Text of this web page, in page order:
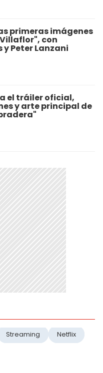
primeras imágenes
con
Peter Lanzani
el tráiler oficial,
y arte principal de
Streaming Netflix